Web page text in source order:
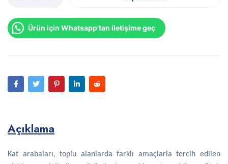
Ürün için Whatsapp'tan iletişime geç
Açıklama
Kat arabaları, toplu alanlarda farklı amaçlarla tercih edilen